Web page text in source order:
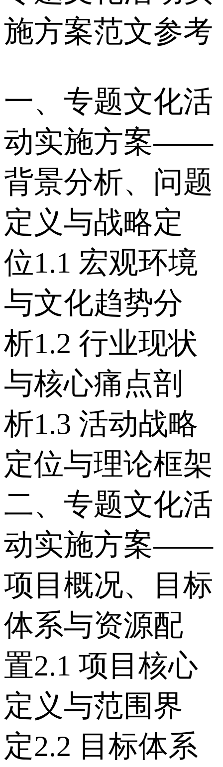
施方案范文参考
一、专题文化活
动实施方案——
背景分析、问题
定义与战略定
位 1.1 宏观环境
与文化趋势分
析 1.2 行业现状
与核心痛点剖
析 1.3 活动战略
定位与理论框架
二、专题文化活
动实施方案——
项目概况、目标
体系与资源配
置 2.1 项目核心
定义与范围界
定 2.2 目标体系